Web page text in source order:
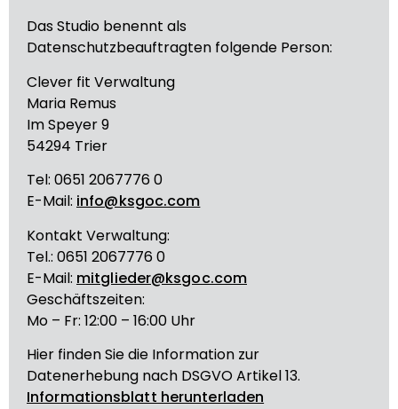
Das Studio benennt als
Datenschutzbeauftragten folgende Person:
Clever fit Verwaltung
Maria Remus
Im Speyer 9
54294 Trier
Tel: 0651 2067776 0
E-Mail: info@ksgoc.com
Kontakt Verwaltung:
Tel.: 0651 2067776 0
E-Mail: mitglieder@ksgoc.com
Geschäftszeiten:
Mo – Fr: 12:00 – 16:00 Uhr
Hier finden Sie die Information zur
Datenerhebung nach DSGVO Artikel 13.
Informationsblatt herunterladen